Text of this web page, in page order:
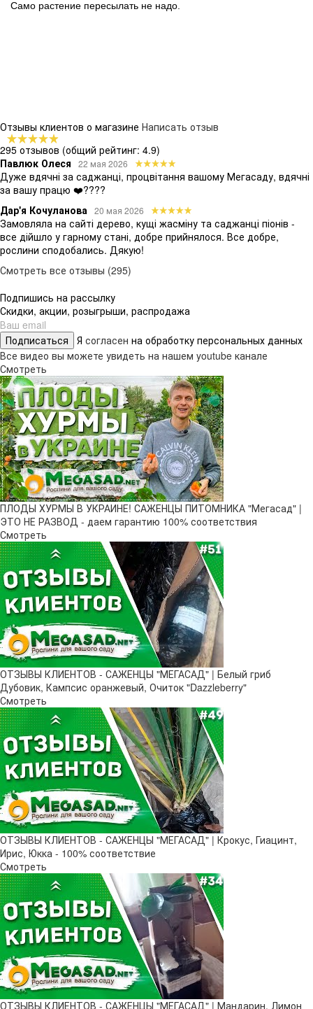
Само растение пересылать не надо.
Отзывы клиентов о магазине Написать отзыв
295 отзывов (общий рейтинг: 4.9)
Павлюк Олеся
22 мая 2026
Дуже вдячні за саджанці, процвітання вашому Мегасаду, вдячні
за вашу працю ❤️????
Дар'я Кочуланова
20 мая 2026
Замовляла на сайті дерево, кущі жасміну та саджанці піонів -
все дійшло у гарному стані, добре прийнялося. Все добре,
рослини сподобались. Дякую!
Смотреть все отзывы (295)
Подпишись на рассылку
Скидки, акции, розыгрыши, распродажа
Подписаться Я согласен на обработку персональных данных
Все видео вы можете увидеть на нашем youtube канале
Смотреть
ПЛОДЫ ХУРМЫ В УКРАИНЕ! САЖЕНЦЫ ПИТОМНИКА "Мегасад" |
ЭТО НЕ РАЗВОД - даем гарантию 100% соответствия
Смотреть
ОТЗЫВЫ КЛИЕНТОВ - САЖЕНЦЫ "МЕГАСАД" | Белый гриб
Дубовик, Кампсис оранжевый, Очиток "Dazzleberry"
Смотреть
ОТЗЫВЫ КЛИЕНТОВ - САЖЕНЦЫ "МЕГАСАД" | Крокус, Гиацинт,
Ирис, Юкка - 100% соответствие
Смотреть
ОТЗЫВЫ КЛИЕНТОВ - САЖЕНЦЫ "МЕГАСАД" | Мандарин, Лимон